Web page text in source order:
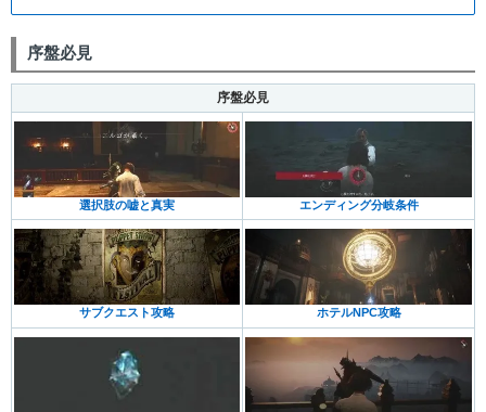
序盤必見
序盤必見
選択肢の嘘と真実 エンディング分岐条件
サブクエスト攻略 ホテルNPC攻略